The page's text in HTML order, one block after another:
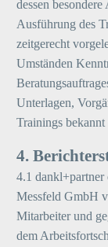
dessen
Ausführung des
zeitgerecht
Umständen
Unterlagen,
Trainings bekannt
4.
4.1
Messfeld GmbH
Mitarbeiter und
dem